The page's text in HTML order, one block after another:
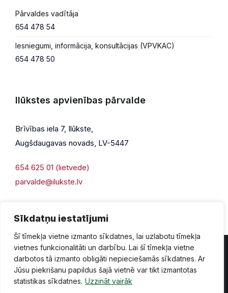
Sīkdatņu iestatījumi
Šī tīmekļa vietne izmanto sīkdatnes, lai uzlabotu tīmekļa
vietnes funkcionalitāti un darbību. Lai šī tīmekļa vietne
darbotos tā izmanto obligāti nepieciešamās sīkdatnes. Ar
Jūsu piekrišanu papildus šajā vietnē var tikt izmantotas
statistikas sīkdatnes. Uzzināt vairāk
Pārvaldes vadītāja
654 478 54
Iesniegumi, informācija, konsultācijas (VPVKAC)
654 478 50
Ilūkstes apvienības pārvalde
Brīvības iela 7, Ilūkste,
Augšdaugavas novads, LV-5447
654 625 01 (lietvede)
parvalde@ilukste.lv
Privātuma politika Piekļūstamība
Lapas karte